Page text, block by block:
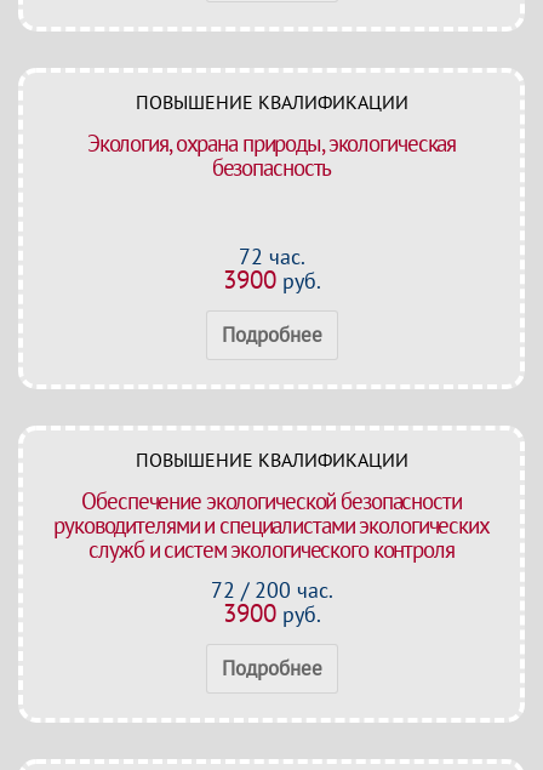
ПОВЫШЕНИЕ КВАЛИФИКАЦИИ
Экология, охрана природы, экологическая
безопасность
72 час.
3900руб.
Подробнее
ПОВЫШЕНИЕ КВАЛИФИКАЦИИ
Обеспечение экологической безопасности
руководителями и специалистами экологических
служб и систем экологического контроля
72 / 200 час.
3900руб.
Подробнее